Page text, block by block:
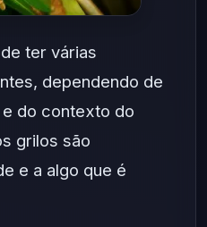
ter várias
dependendo de
do contexto do
grilos são
e a algo que é